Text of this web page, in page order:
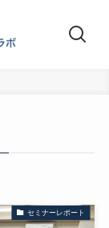
セミナーレポート